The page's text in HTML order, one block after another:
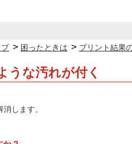
> 困ったときは > プリント結果
うな汚れが付く
します。